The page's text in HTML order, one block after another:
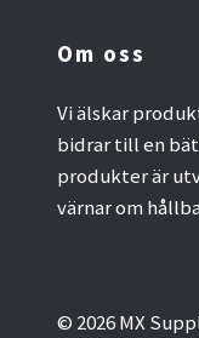
Om oss
Vi älskar
bidrar till en
produkter är
värnar om
© 2026 MX